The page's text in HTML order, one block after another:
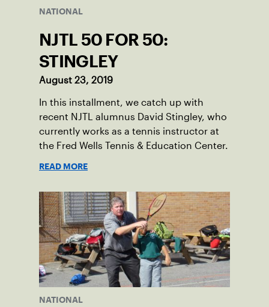
NATIONAL
NJTL 50 FOR 50:
STINGLEY
August 23, 2019
In this installment, we catch up with
recent NJTL alumnus David Stingley, who
currently works as a tennis instructor at
the Fred Wells Tennis & Education Center.
READ MORE
NATIONAL